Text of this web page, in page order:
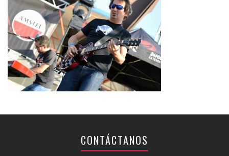
CONTÁCTANOS